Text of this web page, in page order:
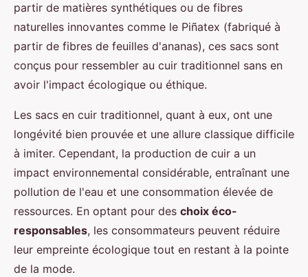
partir de matières synthétiques ou de fibres
naturelles innovantes comme le Piñatex (fabriqué à
partir de fibres de feuilles d'ananas), ces sacs sont
conçus pour ressembler au cuir traditionnel sans en
avoir l'impact écologique ou éthique.
Les sacs en cuir traditionnel, quant à eux, ont une
longévité bien prouvée et une allure classique difficile
à imiter. Cependant, la production de cuir a un
impact environnemental considérable, entraînant une
pollution de l'eau et une consommation élevée de
ressources. En optant pour des choix éco-
responsables, les consommateurs peuvent réduire
leur empreinte écologique tout en restant à la pointe
de la mode.